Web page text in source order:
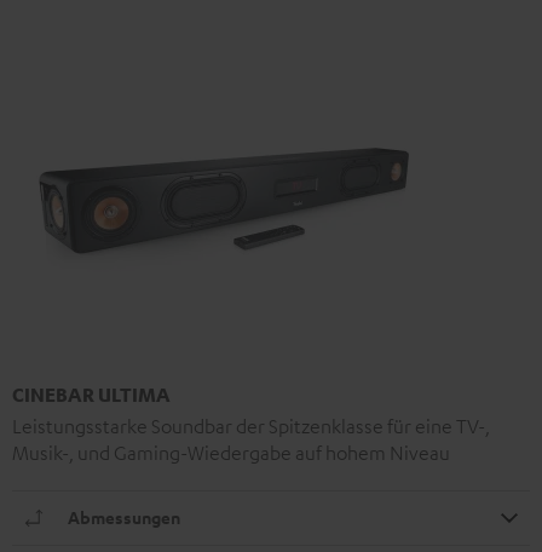
CINEBAR ULTIMA
Leistungsstarke Soundbar der Spitzenklasse für eine TV-,
Musik-, und Gaming-Wiedergabe auf hohem Niveau
Abmessungen